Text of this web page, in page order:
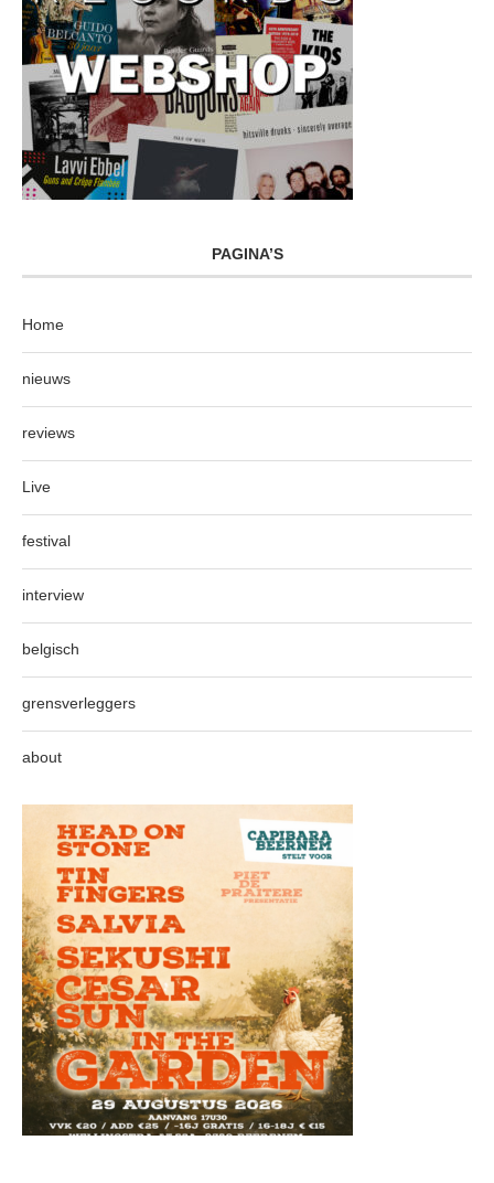
PAGINA’S
Home
nieuws
reviews
Live
festival
interview
belgisch
grensverleggers
about